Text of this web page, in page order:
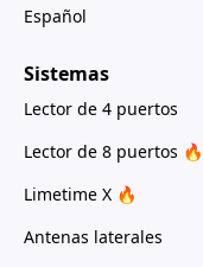
Español
Sistemas
Lector de 4 puertos
Lector de 8 puertos 🔥
Limetime X 🔥
Antenas laterales